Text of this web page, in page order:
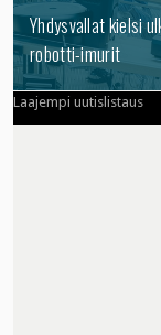
Yhdysvallat kielsi
robotti-imurit
Laajempi uutislistaus